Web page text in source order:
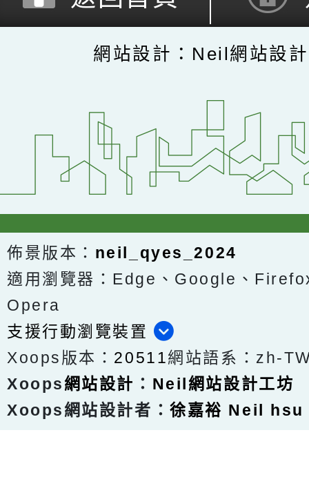
網站設計：Neil網站設
佈景版本： neil_qyes_2024
適用瀏覽器：Edge、Google、
Opera
支援行動瀏覽裝置
Xoops版本： 20511網站語系：zh-
Xoops網站設計 ： Neil網站設計工坊
Xoops網站設計者：徐嘉裕 Neil hsu